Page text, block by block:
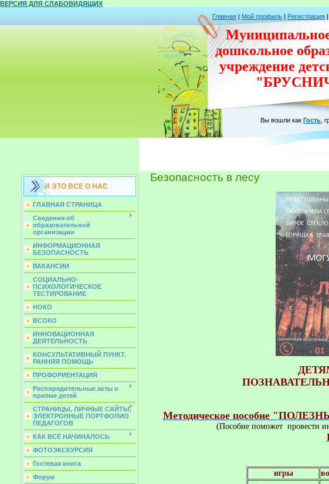
ВЕРСИЯ ДЛЯ СЛАБОВИДЯЩИХ
Главная | Мой профиль | Регистрация |
дошкольное
учреждение
Вы вошли как Гость
И ЭТО ВСЕ О НАС
ГЛАВНАЯ СТРАНИЦА
Сведения об
образовательной
организации
ИНФОРМАЦИОННАЯ
БЕЗОПАСНОСТЬ
ВАКАНСИИ
СОЦИАЛЬНО-
ПСИХОЛОГИЧЕСКОЕ
ТЕСТИРОВАНИЕ
НОКО
ВСОКО
ИННОВАЦИОННАЯ
ДЕЯТЕЛЬНОСТЬ
КОНСУЛЬТАТИВНЫЙ ПУНКТ.
РАННЯЯ ПОМОЩЬ
ПРОФОРИЕНТАЦИЯ
Распорядительные акты о
приеме детей
СТРАНИЦЫ, ЛИЧНЫЕ САЙТЫ,
ЭЛЕКТРОННЫЕ ПОРТФОЛИО
ПЕДАГОГОВ
КАК ВСЁ НАЧИНАЛОСЬ
ФОТОЭКСКУРСИЯ
Гостевая книга
Форум
Безопасность в лесу
Методическое пособие
(Пособие поможет  провести
игры